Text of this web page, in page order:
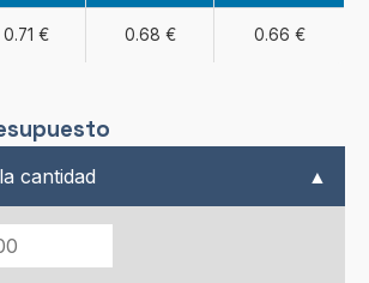
0.71 € 0.68 € 0.66 €
cantidad ▲